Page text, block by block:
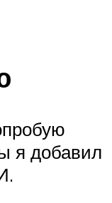
я добавил